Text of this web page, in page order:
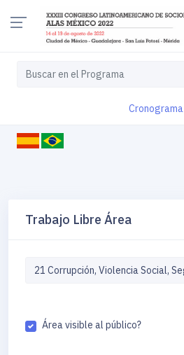
Cronograma
Trabajo Libre Área
Área visible al público?